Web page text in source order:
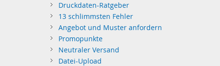
Druckdaten-Ratgeber
13 schlimmsten Fehler
Angebot und Muster anfordern
Promopunkte
Neutraler Versand
Datei-Upload